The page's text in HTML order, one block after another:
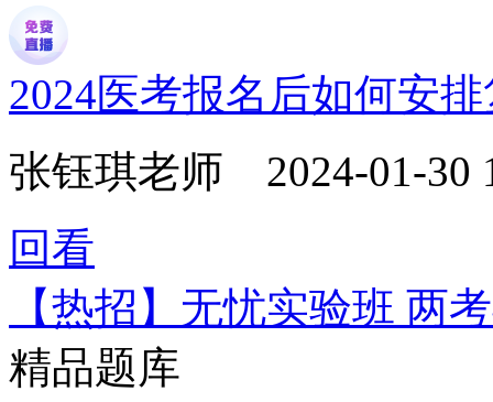
2024医考报名后如何安
张钰琪老师 2024-01-30
回看
【热招】无忧实验班 两
精品题库